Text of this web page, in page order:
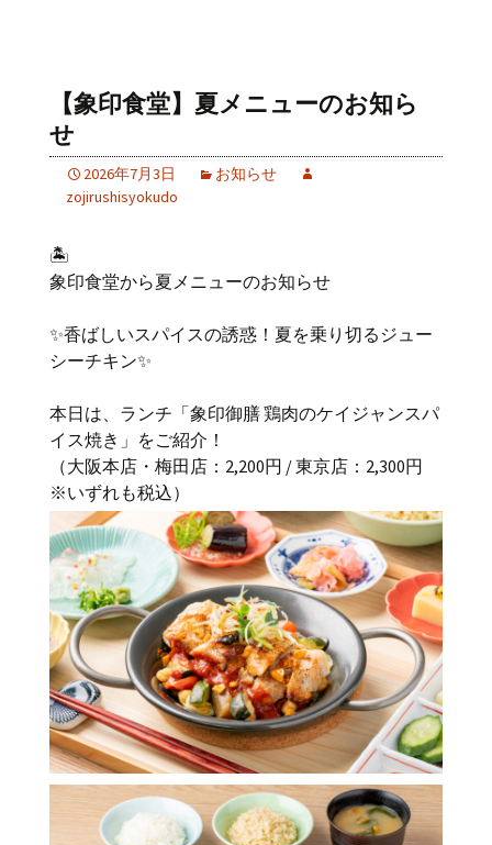
【象印食堂】夏メニューのお知ら
せ
2026年7月3日
お知らせ
zojirushisyokudo
🏝️
象印食堂から夏メニューのお知らせ
✨香ばしいスパイスの誘惑！夏を乗り切るジュー
シーチキン✨
本日は、ランチ「象印御膳 鶏肉のケイジャンスパ
イス焼き」をご紹介！
（大阪本店・梅田店：2,200円 / 東京店：2,300円
※いずれも税込）